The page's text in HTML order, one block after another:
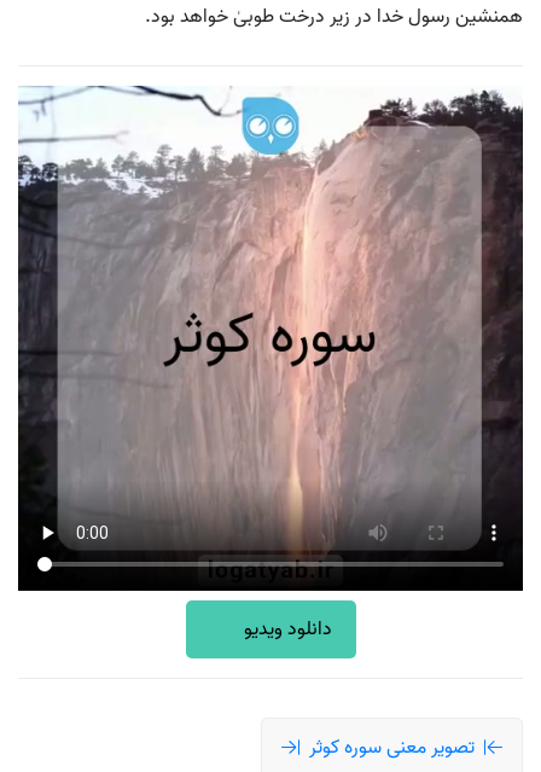
همنشین رسول خدا در زیر درخت طوبیٰ خواهد بود.
دانلود ویدیو
تصویر معنی سوره کوثر